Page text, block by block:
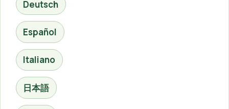
Deutsch
Español
Italiano
日本語